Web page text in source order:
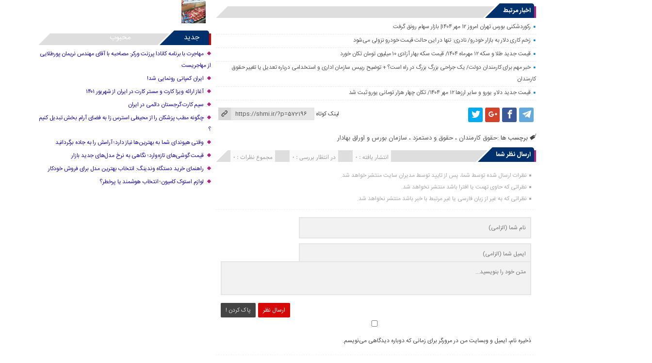
اخبار مرتبط
رکوردشکنی بورس تهران امروز ۱۲ مهر ۱۴۰۴| بازار سهام رونق گرفت
زخم کاری دلار به بازار خودرو/ نادری: تنها در این حالت قیمت خودرو نزولی می‌شود
قیمت جدید طلا و سکه ۱۲ مهرماه ۱۴۰۴/ قیمت سکه بهار آزادی ۱۰ میلیون تومان تکان خورد
خبر مهم برای کارمندان دولت/ یک جراحی بزرگ بزرگ در راه است؟ + توضیح رییس سازمان اداری و استخدامی درباره تعدیل یا تغییر حقوق
کارمندان
قیمت جدید دلار، یورو و سایر ارزها ۱۲ مهر ۱۴۰۴/ تکان چهار هزار تومانی یورو ثبت شد
لینک کوتاه
برچسب ها :حقوق کارمندان ،حقوق و دستمزد ، سازمان بورس و اوراق بهادار
ارسال نظر شما
مجموع نظرات : 0 در انتظار بررسی : 0 انتشار یافته : 0
نظرات ارسال شده توسط شما، پس از تایید توسط مدیران سایت منتشر خواهد شد.
نظراتی که حاوی تهمت یا افترا باشد منتشر نخواهد شد.
نظراتی که به غیر از زبان فارسی یا غیر مرتبط با خبر باشد منتشر نخواهد شد.
ارسال نظر پاک کردن !
ذخیره نام، ایمیل و وبسایت من در مرورگر برای زمانی که دوباره دیدگاهی می‌نویسم.
جدید محبوب
مهاجرت با برنامه کانادا پرزنت ورکر: مصاحبه با آقای مهندس نریمان پورطلایی
از مهاجریست
ایران کمپانی رونمایی شد!
آغاز ارائه ویزا کارت و مستر کارت در ایران از شهریور ۱۴۰۱
سیم کارت گرجستان دائمی در ایران
چگونه مطب پزشکان را از محیطی استرس زا به فضای آرام بخش تبدیل کنیم
؟
وقتی هیوندای شما به بهترین‌ها نیاز دارد؛ آرامش را به جاده برگردانید
قیمت گوشی‌های تازه‌وارد؛ نگاهی به نرخ مدل‌های جدید بازار
راهنمای خرید دستگاه وندینگ: انتخاب بهترین مدل برای فروش خودکار
لوازم استوک کامیون؛ انتخاب هوشمند یا پرخطر؟